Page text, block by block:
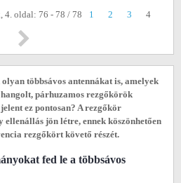
4. oldal: 76 - 78 / 78 1 2 3 4
többsávos antennákat is, amelyek
párhuzamos rezgőkörök
ez pontosan? A rezgőkör
jön létre, ennek köszönhetően
rezgőkört követő részét.
fed le a többsávos